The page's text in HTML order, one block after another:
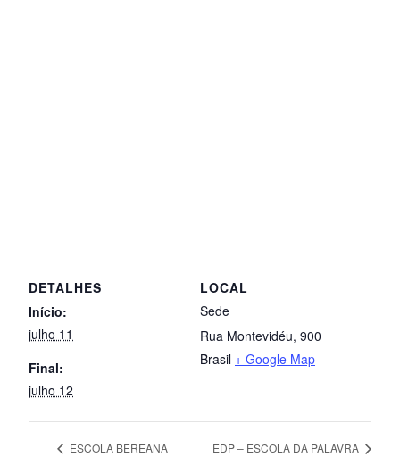
DETALHES
Início:
julho 11
Final:
julho 12
LOCAL
Sede
Rua Montevidéu, 900
Brasil + Google Map
ESCOLA BEREANA EDP – ESCOLA DA PALAVRA